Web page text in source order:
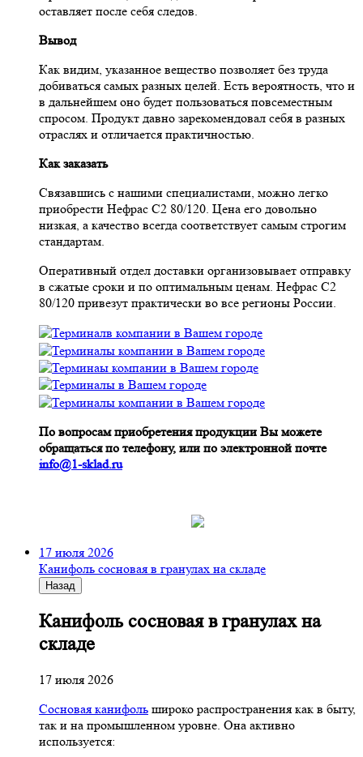
оставляет после себя следов.
Вывод
Как видим, указанное вещество позволяет без труда
добиваться самых разных целей. Есть вероятность, что и
в дальнейшем оно будет пользоваться повсеместным
спросом. Продукт давно зарекомендовал себя в разных
отраслях и отличается практичностью.
Как заказать
Связавшись с нашими специалистами, можно легко
приобрести Нефрас С2 80/120. Цена его довольно
низкая, а качество всегда соответствует самым строгим
стандартам.
Оперативный отдел доставки организовывает отправку
в сжатые сроки и по оптимальным ценам. Нефрас С2
80/120 привезут практически во все регионы России.
По вопросам приобретения продукции Вы можете
обращаться по телефону, или по электронной почте
info@1-sklad.ru
17 июля 2026
Канифоль сосновая в гранулах на складе
Назад
Канифоль сосновая в гранулах на
складе
17 июля 2026
Сосновая канифоль широко распространения как в быту,
так и на промышленном уровне. Она активно
используется: